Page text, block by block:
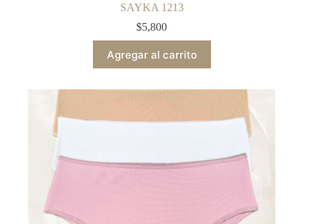
SAYKA 1213
$5,800
Agregar al carrito